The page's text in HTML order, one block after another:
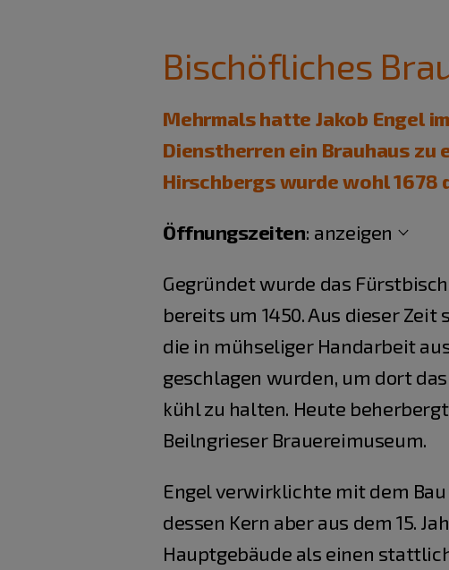
Bischöfliches
Mehrmals hatte Jakob Engel
Dienstherren ein Brauhaus zu
Hirschbergs wurde wohl
Öffnungszeiten: anzeigen
Gegründet wurde das
bereits um 1450. Aus dieser
die in mühseliger Handarbeit
geschlagen wurden, um dort
kühl zu halten. Heute
Beilngrieser Brauereimuseum.
Engel verwirklichte mit dem
dessen Kern aber aus dem 15.
Hauptgebäude als einen